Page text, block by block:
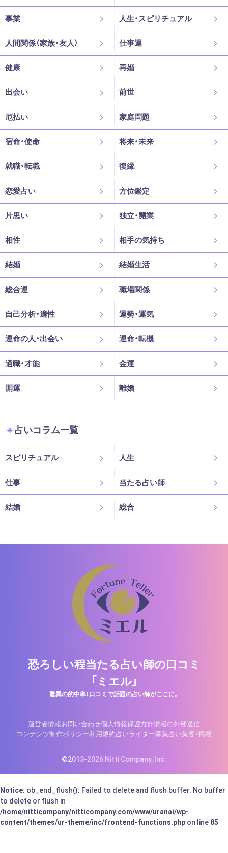
事業 人生・スピリチュアル
人間関係（家族・友人） 仕事運
健康 再婚
出会い 前世
厄払い 家庭問題
宿命・使命 将来・未来
就職・転職 復縁
恋愛占い 方位鑑定
片思い 独立・開業
相性 相手の気持ち
結婚 結婚生活
総合運 職場関係
自己分析・適性 運勢・運気
運命の人・出会い 運命・転機
適職・才能 金運
開運 離婚
占いコラム一覧
スピリチュアル 人生
仕事 当たる占い師
結婚 総合
恐ろしい程当たる占い師の口コミ
「ミエル」
驚異の的中率！口コミで話題の占い師がここに。
運営者情報お問い合わせ個人情報保護方針情報の外部送信
コンテンツ制作ポリシー利用規約占いライター募集占い集客・掲載
©2013-2026 Nitti Company, Inc.
Notice: ob_end_flush(): Failed to delete and flush buffer. No buffer
to delete or flush in
/home/nitticompany/nitticompany.com/www/uranai/wp-
content/themes/ur-theme/inc/frontend-functions.php on line 85